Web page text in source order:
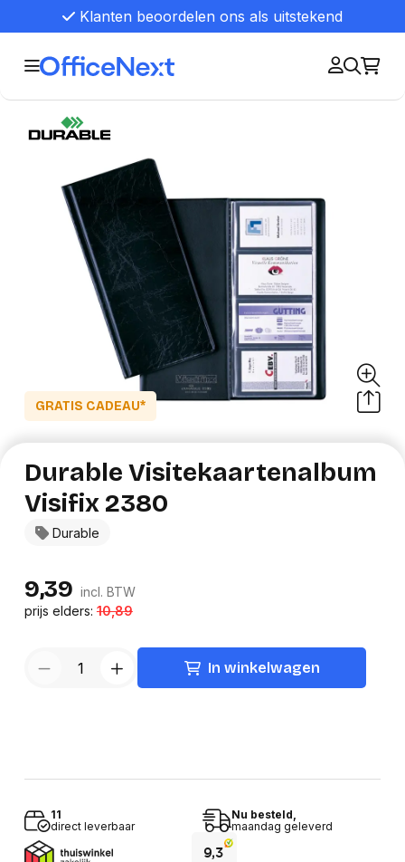
Klanten beoordelen ons als uitstekend
GRATIS CADEAU*
Durable
Durable Visitekaartenalbum
Visifix 2380
9,39 incl. BTW
prijs elders:10,89
In winkelwagen
11
direct leverbaar
Nu besteld,
maandag geleverd